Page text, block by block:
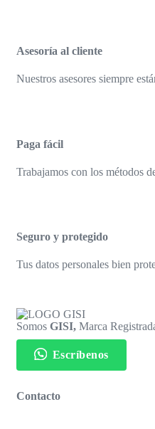
Asesoría al cliente
Nuestros asesores siempre
Paga fácil
Trabajamos con los métodos
Seguro y protegido
Tus datos personales bien
Somos GISI, Marca
Escríbenos
Contacto